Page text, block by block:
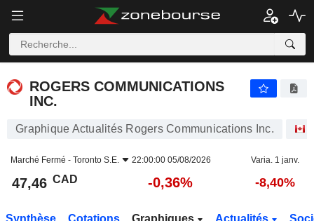
ROGERS COMMUNICATIONS
INC.
Graphique Actualités Rogers Communications Inc.
Marché Fermé - Toronto S.E. 22:00:00 05/08/2026 Varia. 1 janv.
47,46 CAD -0,36% -8,40%
Synthèse Cotations Graphiques Actualités